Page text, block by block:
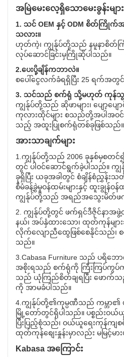
အမြဲမေးလေ့ရှိသောမေးခွန်းများ
1. သင် OEM နှင့် ODM စိတ်ကြိုက်
သလား။
ဟုတ်ကဲ့၊ ကျွန်ုပ်တို့သည် နမူနာစိတ်ကြို
လုပ်ဆောင်ခြင်းမှကြိုဆိုပါသည်။
2.ပေးပို့ချိန်ကဘာလဲ။
စပေါ်ငွေလက်ခံရရှိပြီး 25 ရက်အတွ
3. သင်သည် စက်ရုံ သို့မဟုတ် ကုန်သွ
ကျွန်ုပ်တို့သည် ဆိုဖာများ၊ ပျော့ပျေ
ကုလားထိုင်များ စသည်တို့အပါအဝ
သည့် အထူးပြုစက်ရုံတစ်ခုဖြစ်သည်။
အားသာချက်များ
1.ကျွန်ုပ်တို့သည် 2006 ခုနှစ်မှစတ
တွင် ပါ၀င်ဆောင်ရွက်ခဲ့ပါသည်။ က
ခုရှိပြီး ယခုအခါတွင် စံချိန်စံညွှန်း
စီမံခန့်ခွဲမှုဝန်ထမ်းများနှင့် ထူးချွန်ဝ
ကျွန်ုပ်တို့သည် အရည်အသွေးမိတ်ဖက်
2. ကျွန်ုပ်တို့တွင် ဖက်ရှင်ဒီဇိုင်နာအဖွဲ့တွ
နယ်၊ အပ်နှံထားသော၊ ထုတ်ကုန်မ
လိုက်လျောညီထွေဖြစ်စေနိုင်သည်၊
သည်။
3.Cabasa Furniture သည် ပရိ
အစိုးရသည် စက်ရုံကို ကြီးကြပ်ကွပ်ကဲ
သည် ယုံကြည်စိတ်ချရပြီး ဖောက်သည်မ
ကို အာမခံပါသည်။
4.ကျွန်ုပ်တို့၏ကုမ္ပဏီသည် ကမ္ဘာ
မြို့တော်တွင်ရှိပါသည်။ ပစ္စည်းဝယ်
ပြီးပြည့်စုံသည်၊ ဝယ်ယူရေးကုန်ကျစ
ထုတ်ကုန်စျေးနှုန်းမှာလည်း မမြင့်မား
Kabasa အကြောင်း